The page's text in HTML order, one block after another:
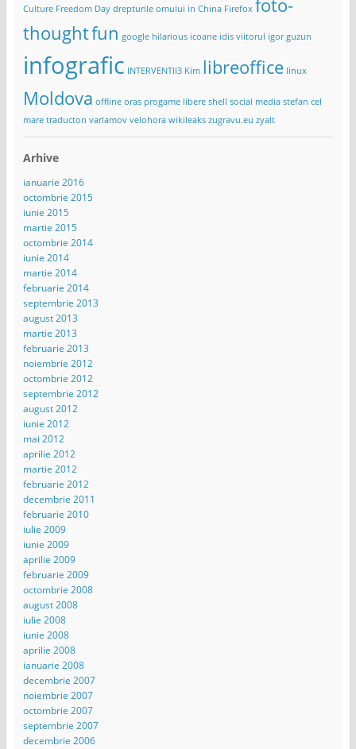
Culture Freedom Day drepturile omului in China Firefox foto-
thoughtfun google hilarious icoane idis viitorul igor guzun
infografic INTERVENTII3 Kim libreoffice linux
Moldova offline oras progame libere shell social media stefan cel
mare traducton varlamov velohora wikileaks zugravu.eu zyalt
Arhive
ianuarie 2016
octombrie 2015
iunie 2015
martie 2015
octombrie 2014
iunie 2014
martie 2014
februarie 2014
septembrie 2013
august 2013
martie 2013
februarie 2013
noiembrie 2012
octombrie 2012
septembrie 2012
august 2012
iunie 2012
mai 2012
aprilie 2012
martie 2012
februarie 2012
decembrie 2011
februarie 2010
iulie 2009
iunie 2009
aprilie 2009
februarie 2009
octombrie 2008
august 2008
iulie 2008
iunie 2008
aprilie 2008
ianuarie 2008
decembrie 2007
noiembrie 2007
octombrie 2007
septembrie 2007
decembrie 2006